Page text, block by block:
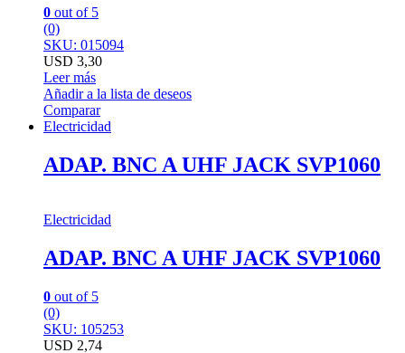
0 out of 5
(0)
SKU: 015094
USD 3,30
Leer más
Añadir a la lista de deseos
Comparar
Electricidad
ADAP. BNC A UHF JACK SVP1060
Electricidad
ADAP. BNC A UHF JACK SVP1060
0 out of 5
(0)
SKU: 105253
USD 2,74